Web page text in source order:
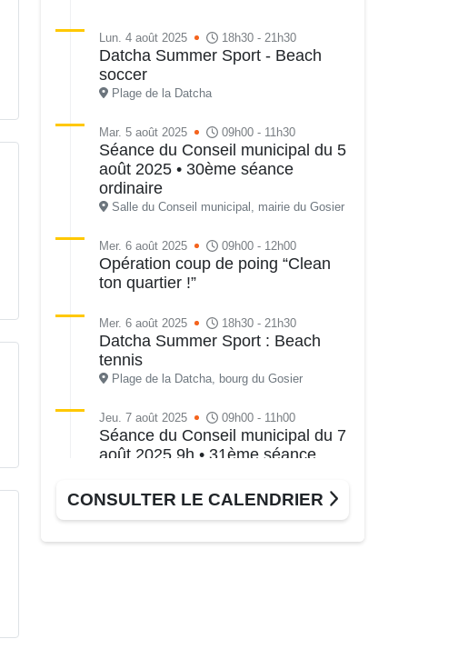
Lun. 4 août 2025 18h30 - 21h30
Datcha Summer Sport - Beach
soccer
Plage de la Datcha
Mar. 5 août 2025 09h00 - 11h30
Séance du Conseil municipal du 5
août 2025 • 30ème séance
ordinaire
Salle du Conseil municipal, mairie du Gosier
Mer. 6 août 2025 09h00 - 12h00
Opération coup de poing “Clean
ton quartier !”
Mer. 6 août 2025 18h30 - 21h30
Datcha Summer Sport : Beach
tennis
Plage de la Datcha, bourg du Gosier
Jeu. 7 août 2025 09h00 - 11h00
Séance du Conseil municipal du 7
août 2025 9h • 31ème séance
Salle du Conseil municipal, mairie du Gosier
Datcha Summer Sport : Beach
CONSULTER LE CALENDRIER